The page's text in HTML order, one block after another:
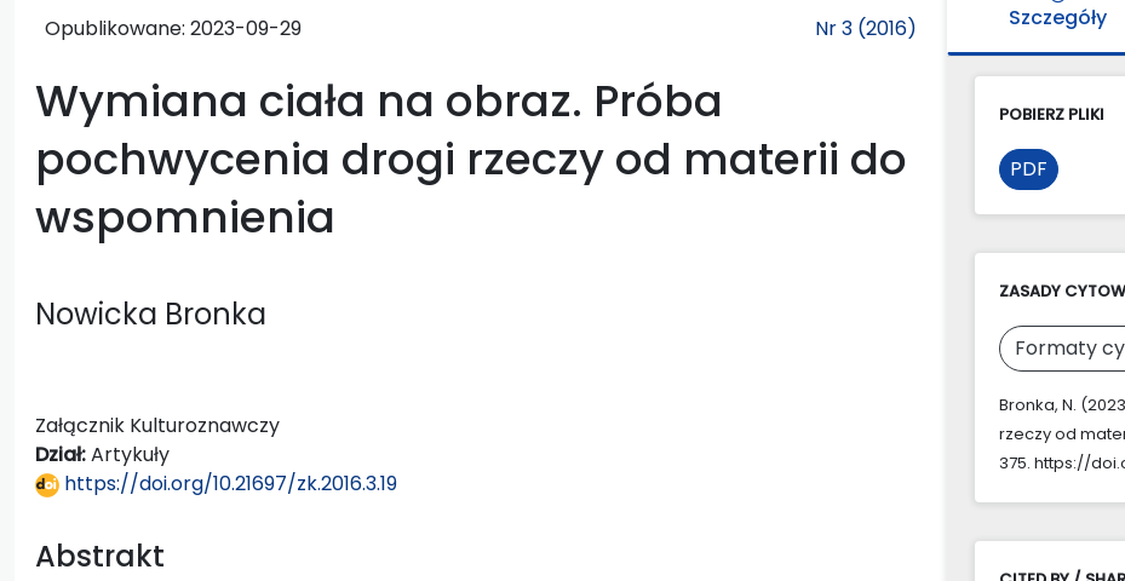
Opublikowane: 2023-09-29 Nr 3 (2016)
Wymiana ciała na obraz. Próba
pochwycenia drogi rzeczy od materii do
wspomnienia
Nowicka Bronka
Załącznik Kulturoznawczy
Dział:Artykuły
https://doi.org/10.21697/zk.2016.3.19
Abstrakt
Szczegóły
POBIERZ PLIKI
PDF
ZASADY
Formaty
Bronka, N.
rzeczy od
375. https://